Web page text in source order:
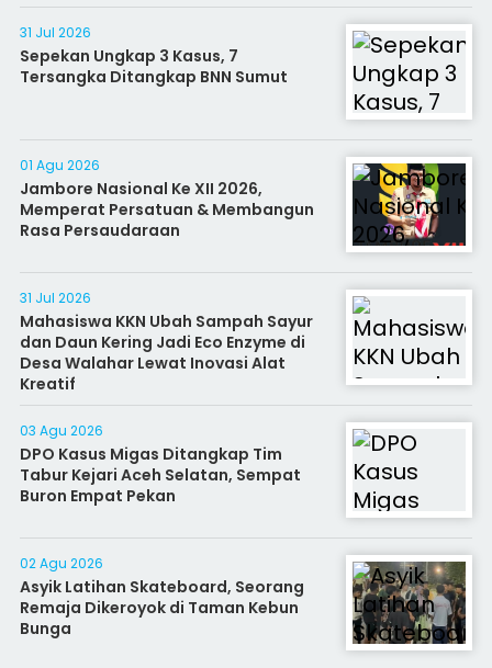
31 Jul 2026
Sepekan Ungkap 3 Kasus, 7
Tersangka Ditangkap BNN Sumut
01 Agu 2026
Jambore Nasional Ke XII 2026,
Memperat Persatuan & Membangun
Rasa Persaudaraan
31 Jul 2026
Mahasiswa KKN Ubah Sampah Sayur
dan Daun Kering Jadi Eco Enzyme di
Desa Walahar Lewat Inovasi Alat
Kreatif
03 Agu 2026
DPO Kasus Migas Ditangkap Tim
Tabur Kejari Aceh Selatan, Sempat
Buron Empat Pekan
02 Agu 2026
Asyik Latihan Skateboard, Seorang
Remaja Dikeroyok di Taman Kebun
Bunga